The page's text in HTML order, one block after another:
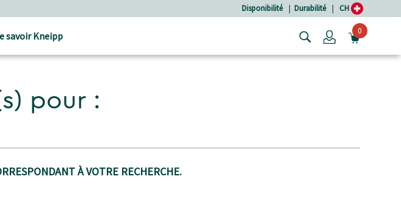
Disponibilité | Durabilité | CH
savoir Kneipp Login0
pour :
À VOTRE RECHERCHE.